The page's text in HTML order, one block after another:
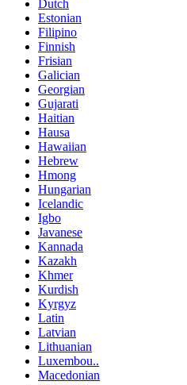
Dutch
Estonian
Filipino
Finnish
Frisian
Galician
Georgian
Gujarati
Haitian
Hausa
Hawaiian
Hebrew
Hmong
Hungarian
Icelandic
Igbo
Javanese
Kannada
Kazakh
Khmer
Kurdish
Kyrgyz
Latin
Latvian
Lithuanian
Luxembou..
Macedonian